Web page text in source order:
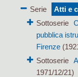
Serie
Atti e
Sottoserie
pubblica
Firenze
Sottoserie
1971/12/21)